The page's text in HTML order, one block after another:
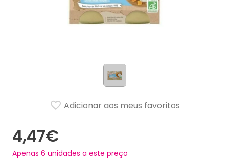
4,47€
Apenas 6 unidades a este preço
Adicionar aos meus favoritos